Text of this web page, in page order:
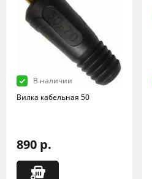
В наличии
Вилка кабельная 50
890 р.